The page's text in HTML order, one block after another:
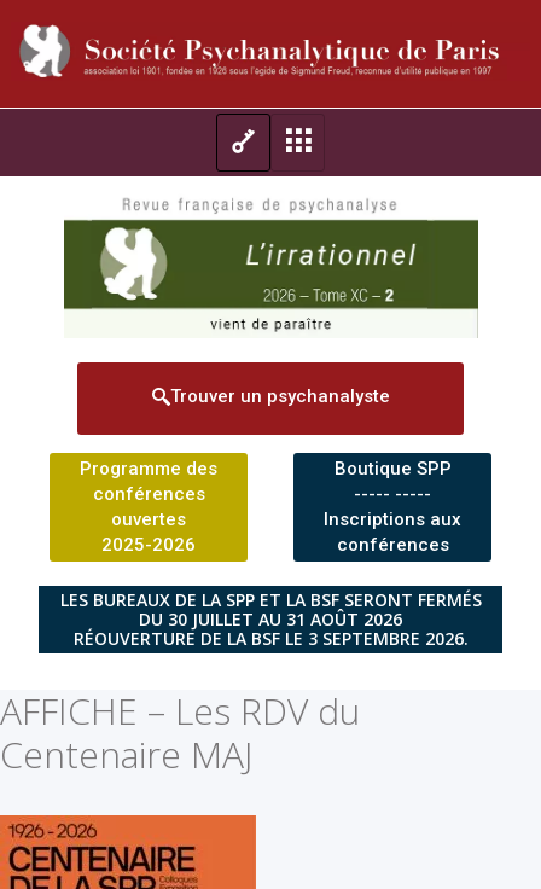
Trouver un psychanalyste
Programme des
conférences
ouvertes
2025-2026
Boutique SPP
----- -----
Inscriptions aux
conférences
LES BUREAUX DE LA SPP ET LA BSF SERONT FERMÉS
DU 30 JUILLET AU 31 AOÛT 2026
RÉOUVERTURE DE LA BSF LE 3 SEPTEMBRE 2026.
AFFICHE – Les RDV du
Centenaire MAJ